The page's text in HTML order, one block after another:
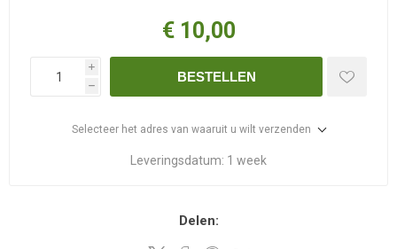
€ 10,00
i
h
BESTELLEN
Selecteer het adres van waaruit u wilt verzenden
Leveringsdatum: 1 week
Delen: